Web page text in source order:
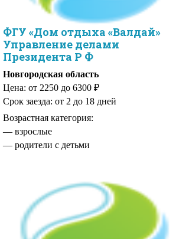
ФГУ «Дом отдыха «Валдай»
Управление делами
Президента Р Ф
Новгородская область
Цена: от 2250 до 6300 ₽
Срок заезда: от 2 до 18 дней
Возрастная категория:
— родители с детьми